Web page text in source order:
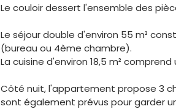
Le couloir dessert l'ensemble des
Le séjour double d'environ 55 m²
(bureau ou 4ème chambre).
La cuisine d'environ 18,5 m²
Côté nuit, l'appartement propose 3
sont également prévus pour garder